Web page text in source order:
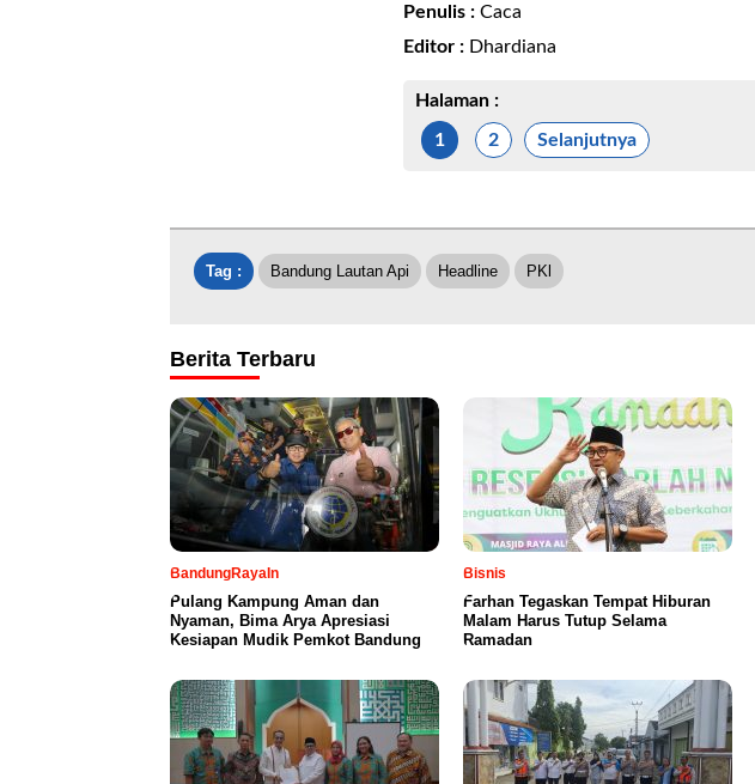
Penulis : Caca
Editor : Dhardiana
Halaman :
1 2 Selanjutnya
Tag : Bandung Lautan Api Headline PKl
Berita Terbaru
BandungRayaIn
Pulang Kampung Aman dan
Nyaman, Bima Arya Apresiasi
Kesiapan Mudik Pemkot Bandung
Bisnis
Farhan Tegaskan Tempat Hiburan
Malam Harus Tutup Selama
Ramadan